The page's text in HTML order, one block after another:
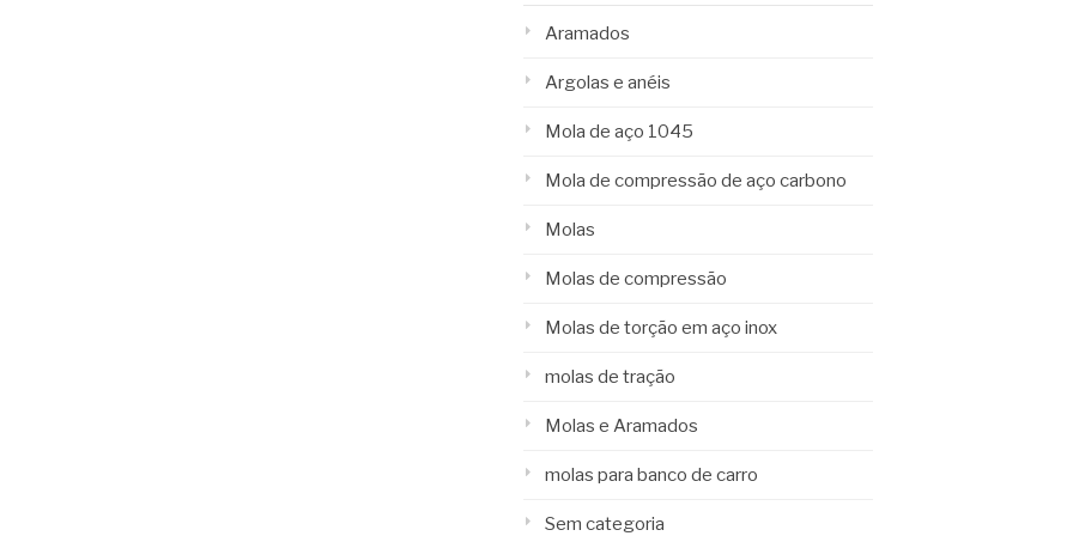
Aramados
Argolas e anéis
Mola de aço 1045
Mola de compressão de aço carbono
Molas
Molas de compressão
Molas de torção em aço inox
molas de tração
Molas e Aramados
molas para banco de carro
Sem categoria